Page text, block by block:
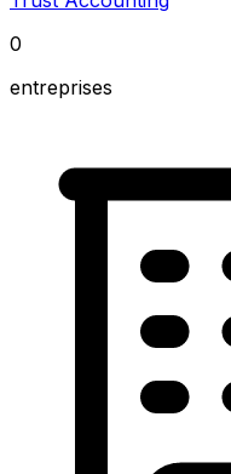
0
entreprises